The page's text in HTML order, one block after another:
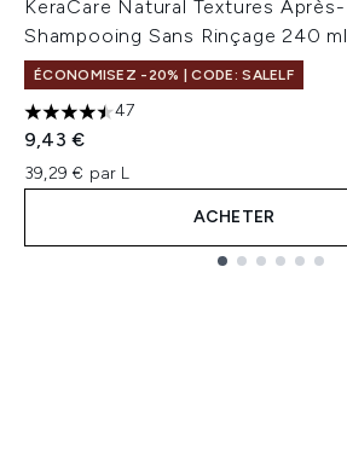
KeraCare Natural Textures Après-
Shampooing Sans Rinçage 240 ml
ÉCONOMISEZ -20% | CODE: SALELF
4.49 étoiles sur un maximum de 5
47
9,43 €
39,29 € par L
ACHETER